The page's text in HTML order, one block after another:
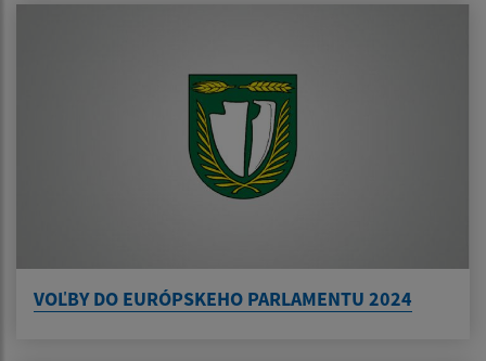
VOĽBY DO EURÓPSKEHO PARLAMENTU 2024